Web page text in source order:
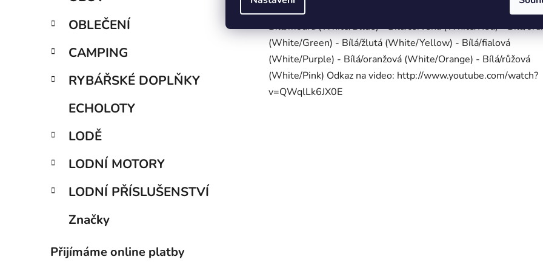
OBLEČENÍ
CAMPING
RYBÁŘSKÉ DOPLŇKY
ECHOLOTY
LODĚ
LODNÍ MOTORY
LODNÍ PŘÍSLUŠENSTVÍ
Značky
Přijímáme online platby
nabídce jsou tyto barevné kombinace: - Bílá/černá (White/Black)
Bílá/modrá (White/Bllue) - Bílá/červená (White/Red) - Bílá/
(White/Green) - Bílá/žlutá (White/Yellow) - Bílá/fialová
(White/Purple) - Bílá/oranžová (White/Orange) - Bílá/růžová
(White/Pink) Odkaz na video: http://www.youtube.com/watch?
v=QWqlLk6JX0E